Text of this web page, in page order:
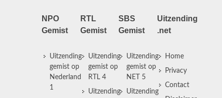
NPO
Gemist
Uitzending
gemist op
Nederland
1
RTL
Gemist
Uitzending
gemist op
RTL 4
Uitzending
SBS
Gemist
Uitzending
gemist op
NET 5
Uitzending
Uitzending
.net
Home
Privacy
Contact